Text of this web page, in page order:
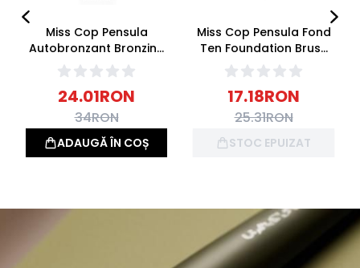
Miss Cop Pensula
Autobronzant Bronzing
Brush #05
24.01RON
34RON
ADAUGĂ ÎN COȘ
Miss Cop Pensula Fond
Ten Foundation Brush
#02
17.18RON
25.31RON
STOC EPUIZAT